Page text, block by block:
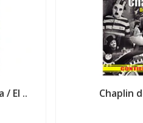
/ El .. Chaplin